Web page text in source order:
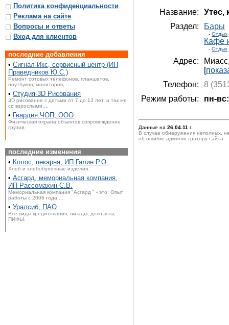
Политика конфиденциальности
Реклама на сайте
Вопросы и ответы
Вход для клиентов
последние добавления
• Сигнал-Икс, сервисный центр (ИП
Праведников Ю.С.)
Ремонт сотовых телефонов, планшетов,
ноутбуков, мониторов,...
• Студия 3D Рисования
3D рисование с детьми от 7 до 13 лет, а так же
со взрослыми,...
• Гвардия ЧОП, ООО
Физическая охрана объектов сопровождение
грузов.
последние изменения
• Колос, пекарня, ИП Галин Р.О.
Хлеб и хлебобулочные изделия.
• Асгард, мемориальная компания,
ИП Рассомахин С.В.
Мемориальная компания "Асгард " - это: Опыт
работы с 2006 года....
• Уралсиб, ПАО
Все виды кредитования, вклады, депозиты,
ПИФЫ.
Название:
Утес,
Раздел:
Бары
- Отдых
Кафе
- Отдых
Адрес:
[
Телефон:
8
Режим работы:
пн-
Данные на 26.04.11 г.
В случае обнаружения неполных,
об ошибке администратору сайта.